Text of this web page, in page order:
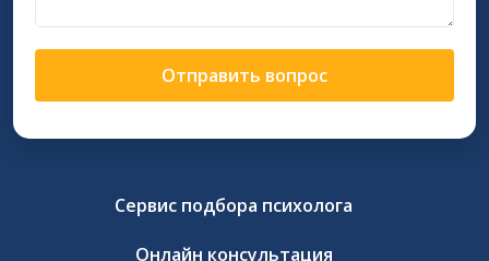
Отправить вопрос
Сервис подбора психолога
Онлайн консультация